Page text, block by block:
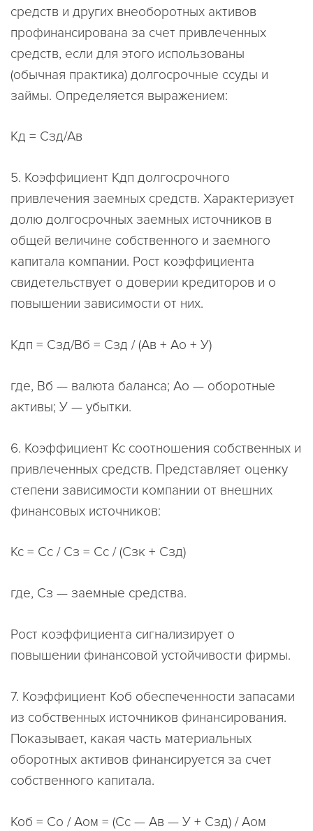
средств и других внеоборотных активов
профинансирована за счет привлеченных
средств, если для этого использованы
(обычная практика) долгосрочные ссуды и
займы. Определяется выражением:
Кд = Сзд/Ав
5. Коэффициент Кдп долгосрочного
привлечения заемных средств. Характеризует
долю долгосрочных заемных источников в
общей величине собственного и заемного
капитала компании. Рост коэффициента
свидетельствует о доверии кредиторов и о
повышении зависимости от них.
Кдп = Сзд/Вб = Сзд / (Ав + Ао + У)
где, Вб — валюта баланса; Ао — оборотные
активы; У — убытки.
6. Коэффициент Кс соотношения собственных и
привлеченных средств. Представляет оценку
степени зависимости компании от внешних
финансовых источников:
Кс = Сс / Сз = Сс / (Сзк + Сзд)
где, Сз — заемные средства.
Рост коэффициента сигнализирует о
повышении финансовой устойчивости фирмы.
7. Коэффициент Коб обеспеченности запасами
из собственных источников финансирования.
Показывает, какая часть материальных
оборотных активов финансируется за счет
собственного капитала.
Коб = Со / Аом = (Сс — Ав — У + Сзд) / Аом